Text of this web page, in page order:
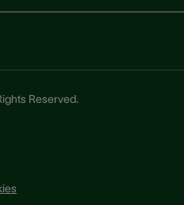
Reserved.